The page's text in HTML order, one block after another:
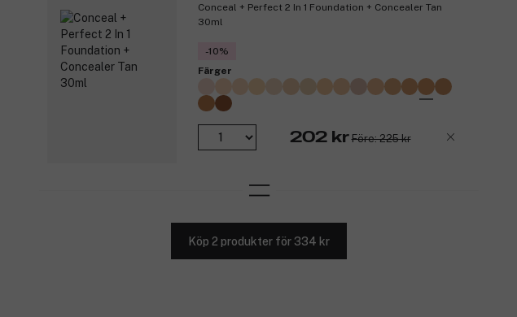
Conceal + Perfect 2 In 1 Foundation + Concealer Tan
30ml
-10%
Färger
202 kr Före: 225 kr
Köp 2 produkter för 334 kr